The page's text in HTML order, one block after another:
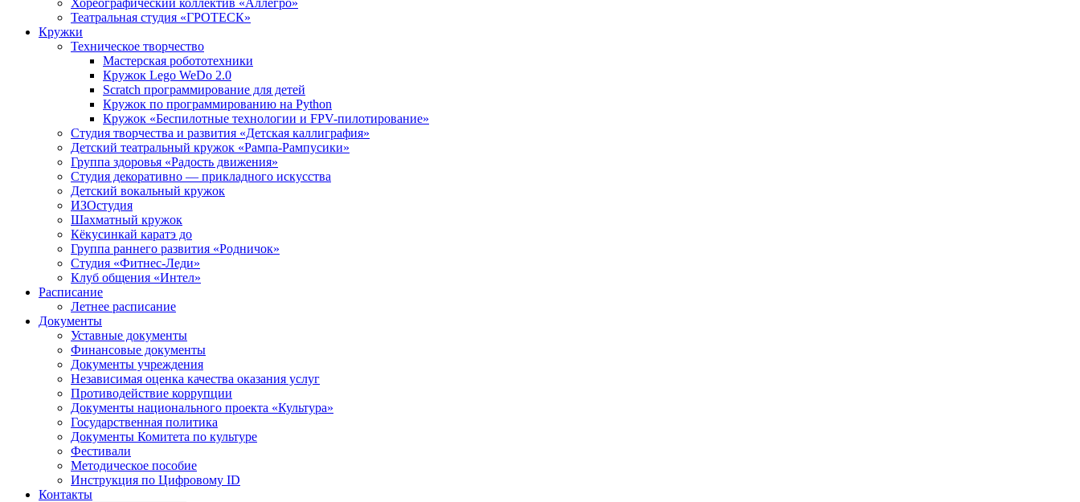
Хореографический коллектив «Аллегро»
Театральная студия «ГРОТЕСК»
Кружки
Техническое творчество
Мастерская робототехники
Кружок Lego WeDo 2.0
Scratch программирование для детей
Кружок по программированию на Python
Кружок «Беспилотные технологии и FPV-пилотирование»
Студия творчества и развития «Детская каллиграфия»
Детский театральный кружок «Рампа-Рампусики»
Группа здоровья «Радость движения»
Студия декоративно — прикладного искусства
Детский вокальный кружок
ИЗОстудия
Шахматный кружок
Кёкусинкай каратэ до
Группа раннего развития «Родничок»
Cтудия «Фитнес-Леди»
Клуб общения «Интел»
Расписание
Летнее расписание
Документы
Уставные документы
Финансовые документы
Документы учреждения
Независимая оценка качества оказания услуг
Противодействие коррупции
Документы национального проекта «Культура»
Государственная политика
Документы Комитета по культуре
Фестивали
Методическое пособие
Инструкция по Цифровому ID
Контакты